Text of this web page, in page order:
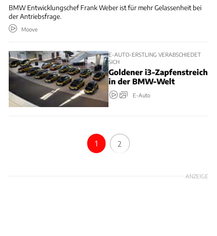
BMW Entwicklungschef Frank Weber ist für mehr Gelassenheit bei
der Antriebsfrage.
Moove
E-AUTO-ERSTLING VERABSCHIEDET
SICH
Goldener i3-Zapfenstreich
in der BMW-Welt
E-Auto
1 2
ANZEIGE